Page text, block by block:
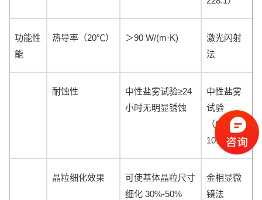
功能性
能
热导率（20℃） ＞90 W/(m·K)
激光闪射
法
耐蚀性 中性盐雾试验≥24
小时无明显锈蚀
中性盐雾
试验
（GB/T
10125）
晶粒细化效果
可使基体晶粒尺寸
细化 30%-50%
金相显微
镜法